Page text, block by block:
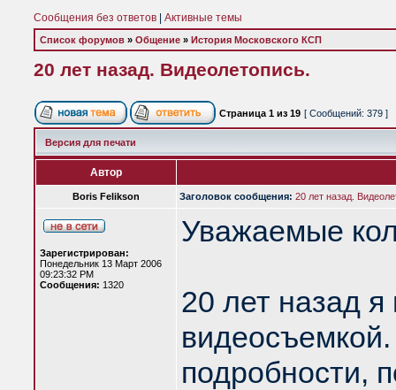
Сообщения без ответов Активные темы
Список форумов » Общение » История Московского КСП
20 лет назад. Видеолетопись.
Страница 1 из 19 [ Сообщений: 379 ]
Версия для печати
Автор
Boris Felikson Заголовок сообщения: 20 лет назад.
Зарегистрирован:
Понедельник 13 Март 2006
09:23:32 PM
Сообщения: 1320
Уважаемые
20 лет назад я
подробности,